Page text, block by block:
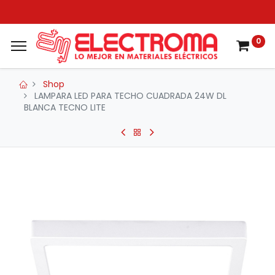
0
Shop
LAMPARA LED PARA TECHO CUADRADA 24W DL
BLANCA TECNO LITE